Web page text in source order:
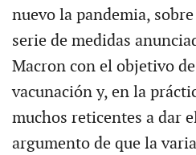
nuevo la pandemia,
serie de medidas
Macron con el objetivo
vacunación y, en la
muchos reticentes a dar
argumento de que la